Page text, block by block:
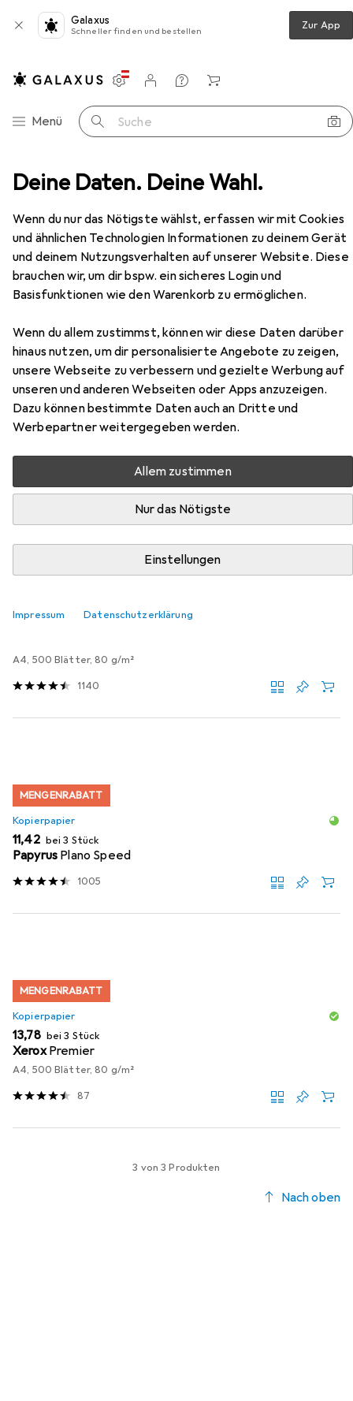
Deine Daten. Deine Wahl.
Wenn du nur das Nötigste wählst, erfassen wir mit Cookies
und ähnlichen Technologien Informationen zu deinem Gerät
und deinem Nutzungsverhalten auf unserer Website. Diese
brauchen wir, um dir bspw. ein sicheres Login und
Basisfunktionen wie den Warenkorb zu ermöglichen.
Wenn du allem zustimmst, können wir diese Daten darüber
hinaus nutzen, um dir personalisierte Angebote zu zeigen,
unsere Webseite zu verbessern und gezielte Werbung auf
unseren und anderen Webseiten oder Apps anzuzeigen.
Dazu können bestimmte Daten auch an Dritte und
Werbepartner weitergegeben werden.
Allem zustimmen
Nur das Nötigste
Einstellungen
Impressum Datenschutzerklärung
Galaxus
Schneller finden und bestellen Zur App
Navigation nach Kategorien
Menü Suche
Einstellungen
Kundenkonto
Vergleichslisten
Merklisten
Warenkorb
Druckerpatrone Epson UltraChrome XD2 T41F240
EUR
75,69
Epson UltraChrome XD2 T41F240
Y
Zubehör für Epson UltraChrome
XD2 T41F240
Hier findest du passendes Zubehör zum Produkt Epson
UltraChrome XD2 T41F240 aus der Kategorie
Kopierpapier.
Relevanz
EUR
6,65
A4, 500 Blätter, 80 g/m²
1140
MENGENRABATT
Kopierpapier
EUR
11,42 bei 3 Stück
Papyrus Plano Speed
1005
MENGENRABATT
Kopierpapier
EUR
13,78 bei 3 Stück
Xerox Premier
A4, 500 Blätter, 80 g/m²
87
3 von 3 Produkten
Nach oben